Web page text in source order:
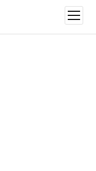
open
menu